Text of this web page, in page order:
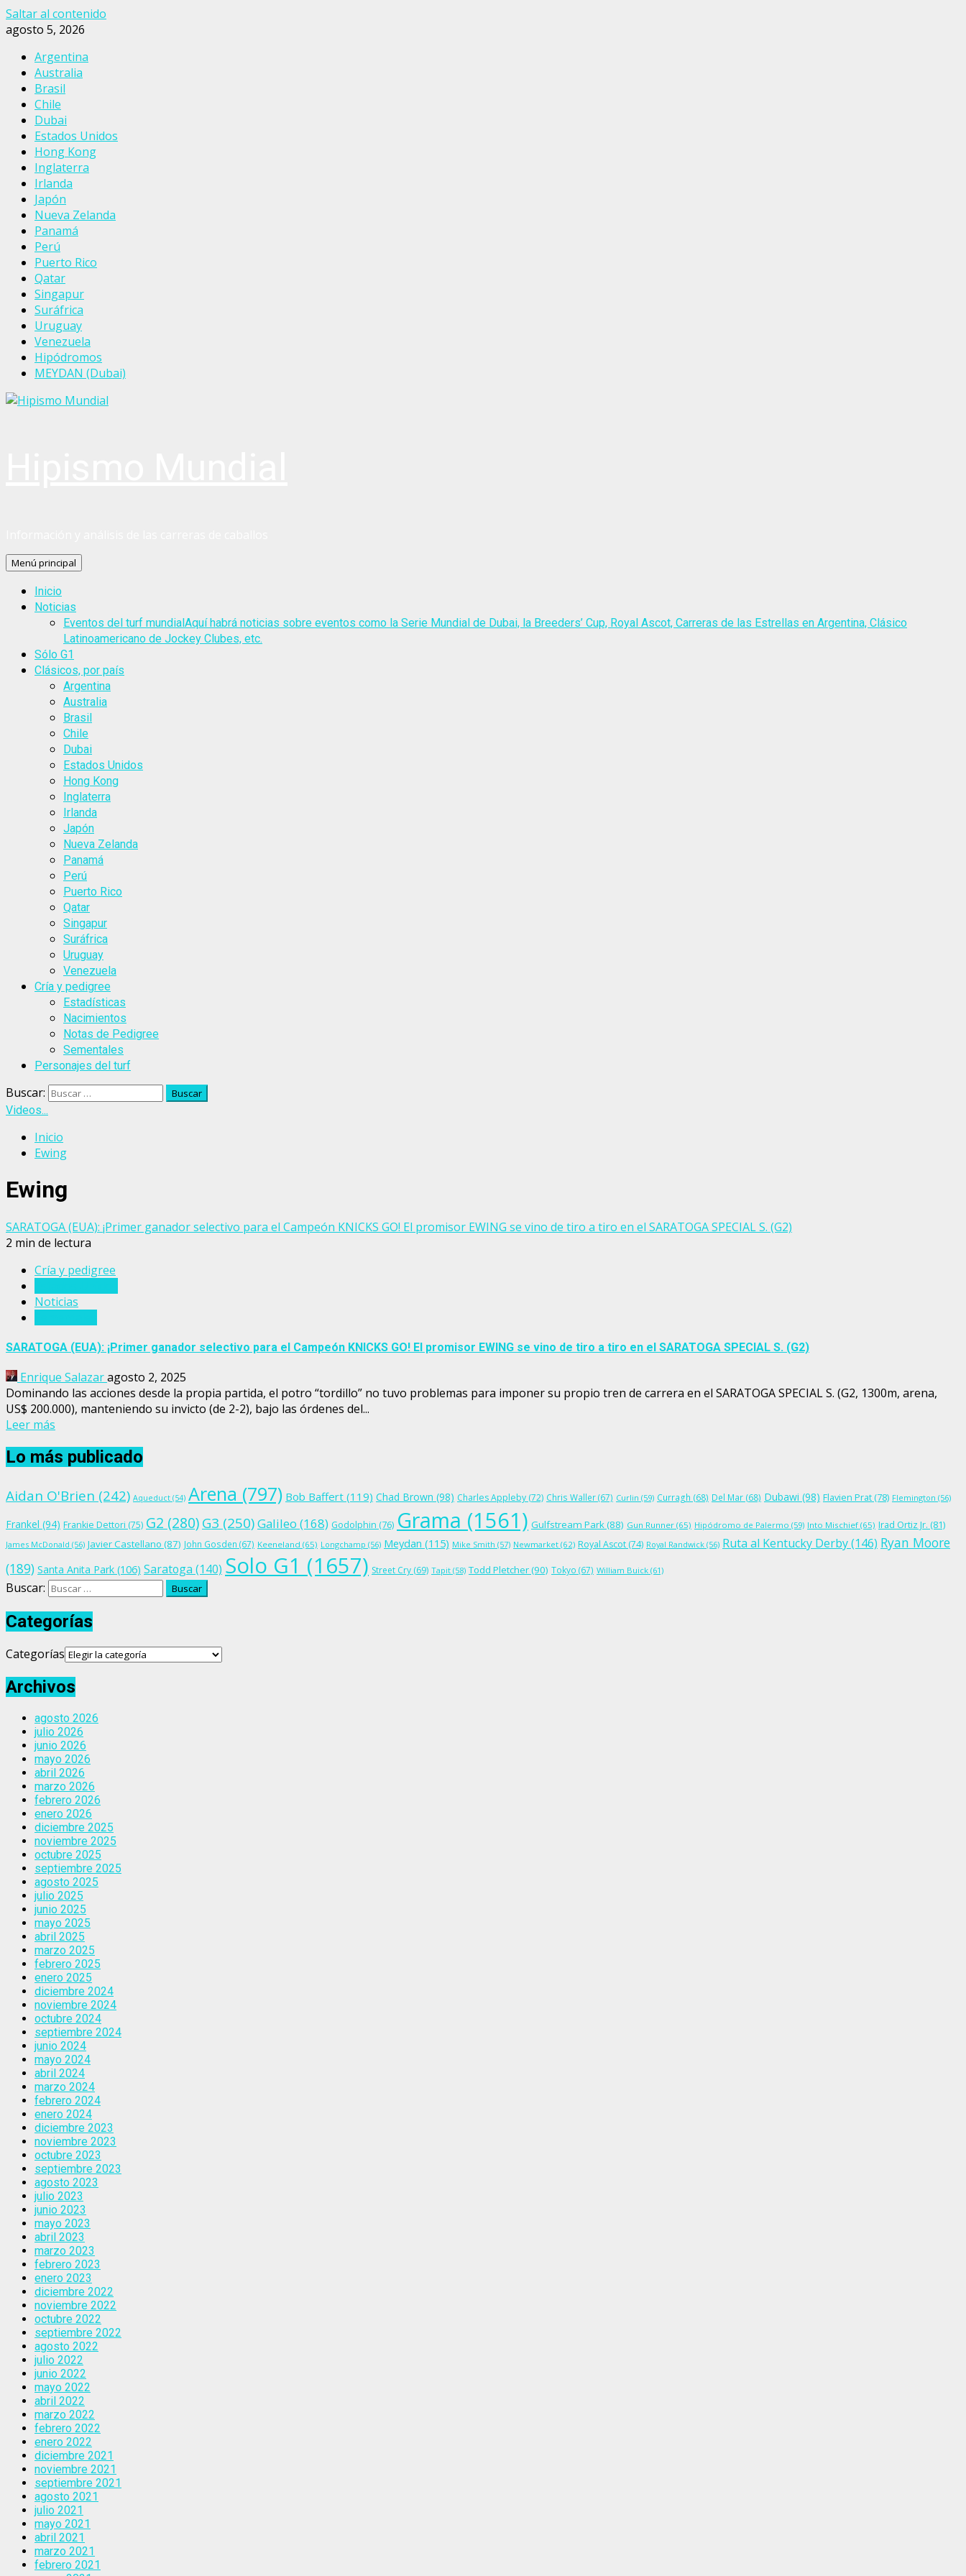
Saltar al contenido
agosto 5, 2026
Argentina
Australia
Brasil
Chile
Dubai
Estados Unidos
Hong Kong
Inglaterra
Irlanda
Japón
Nueva Zelanda
Panamá
Perú
Puerto Rico
Qatar
Singapur
Suráfrica
Uruguay
Venezuela
Hipódromos
MEYDAN (Dubai)
Menú principal
Inicio
Noticias
Eventos del turf mundialAquí habrá noticias sobre eventos como la Serie Mundial de Dubai, la Breeders’ Cup, Royal Ascot, Carreras de las Estrellas en Argentina, Clásico
Latinoamericano de Jockey Clubes, etc.
Sólo G1
Clásicos, por país
Argentina
Australia
Brasil
Chile
Dubai
Estados Unidos
Hong Kong
Inglaterra
Irlanda
Japón
Nueva Zelanda
Panamá
Perú
Puerto Rico
Qatar
Singapur
Suráfrica
Uruguay
Venezuela
Cría y pedigree
Estadísticas
Nacimientos
Notas de Pedigree
Sementales
Personajes del turf
Buscar:
Videos...
Inicio
Ewing
Ewing
SARATOGA (EUA): ¡Primer ganador selectivo para el Campeón KNICKS GO! El promisor EWING se vino de tiro a tiro en el SARATOGA SPECIAL S. (G2)
2 min de lectura
Cría y pedigree
Noticias
SARATOGA (EUA): ¡Primer ganador selectivo para el Campeón KNICKS GO! El promisor EWING se vino de tiro a tiro en el SARATOGA SPECIAL S. (G2)
Enrique Salazaragosto 2, 2025
Dominando las acciones desde la propia partida, el potro “tordillo” no tuvo problemas para imponer su propio tren de carrera en el SARATOGA SPECIAL S. (G2, 1300m, arena,
US$ 200.000), manteniendo su invicto (de 2-2), bajo las órdenes del...
Leer más
Lo más publicado
Aidan O'Brien (242) Aqueduct (54) Arena (797) Bob Baffert (119) Chad Brown (98) Charles Appleby (72) Chris Waller(67) Curlin (59) Curragh (68) Del Mar (68) Dubawi (98) Flavien Prat (78) Flemington (56)
Frankel (94) Frankie Dettori (75) G2 (280)G3 (250)Galileo (168) Godolphin (76) Grama (1561) Gulfstream Park(88) Gun Runner (65) Hipódromo de Palermo (59) Into Mischief (65) Irad Ortiz Jr. (81)
James McDonald (56) Javier Castellano (87) John Gosden (67) Keeneland (65) Longchamp (56) Meydan (115) Mike Smith (57) Newmarket (62) Royal Ascot (74) Royal Randwick (56) Ruta al Kentucky Derby(146) Ryan Moore
(189) Santa Anita Park (106) Saratoga (140) Solo G1 (1657) Street Cry (69) Tapit (58) Todd Pletcher(90) Tokyo (67) William Buick (61)
Buscar:
Categorías
Categorías
Archivos
agosto 2026
julio 2026
junio 2026
mayo 2026
abril 2026
marzo 2026
febrero 2026
enero 2026
diciembre 2025
noviembre 2025
octubre 2025
septiembre 2025
agosto 2025
julio 2025
junio 2025
mayo 2025
abril 2025
marzo 2025
febrero 2025
enero 2025
diciembre 2024
noviembre 2024
octubre 2024
septiembre 2024
junio 2024
mayo 2024
abril 2024
marzo 2024
febrero 2024
enero 2024
diciembre 2023
noviembre 2023
octubre 2023
septiembre 2023
agosto 2023
julio 2023
junio 2023
mayo 2023
abril 2023
marzo 2023
febrero 2023
enero 2023
diciembre 2022
noviembre 2022
octubre 2022
septiembre 2022
agosto 2022
julio 2022
junio 2022
mayo 2022
abril 2022
marzo 2022
febrero 2022
enero 2022
diciembre 2021
noviembre 2021
septiembre 2021
agosto 2021
julio 2021
mayo 2021
abril 2021
marzo 2021
febrero 2021